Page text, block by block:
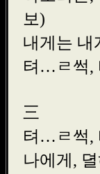
보)
내게
텨…ㄹ
三
텨…ㄹ
나에